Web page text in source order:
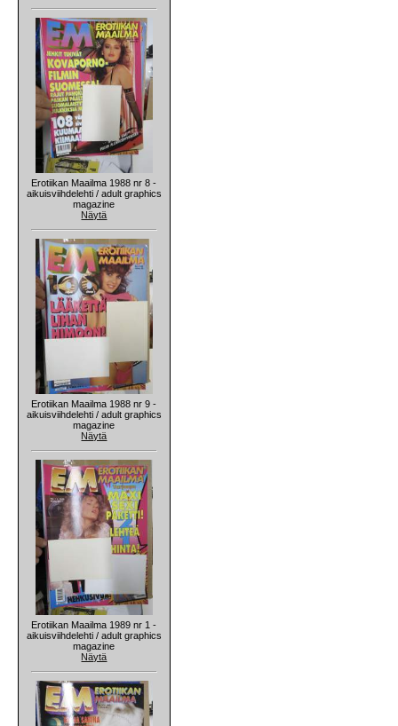
Erotiikan Maailma 1988 nr 8 -
aikuisviihdelehti / adult graphics
magazine
Näytä
Erotiikan Maailma 1988 nr 9 -
aikuisviihdelehti / adult graphics
magazine
Näytä
Erotiikan Maailma 1989 nr 1 -
aikuisviihdelehti / adult graphics
magazine
Näytä